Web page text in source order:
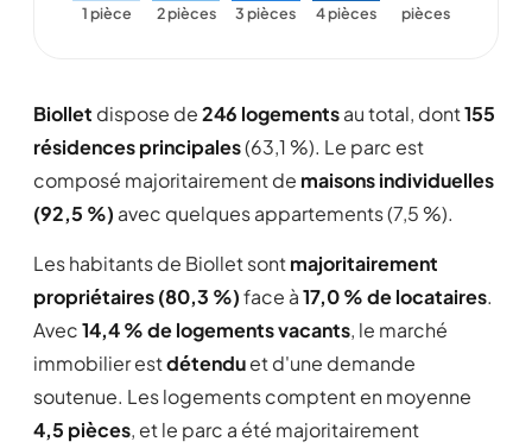
1 pièce
2 pièces 3 pièces 4 pièces
pièces
Biollet dispose de246 logementsau total, dont155
résidences principales(63,1 %). Le parc est
composé majoritairement de maisons individuelles
(92,5 %) avec quelques appartements (7,5 %).
Les habitants de Biollet sontmajoritairement
propriétaires (80,3 %)face à17,0 % de locataires.
Avec14,4 % de logements vacants, le marché
immobilier estdétenduet d'une demande
soutenue. Les logements comptent en moyenne
4,5 pièces, et le parc a été majoritairement